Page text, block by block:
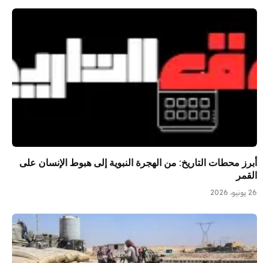
أبرز محطات التاريخ: من الهجرة النبوية إلى هبوط الإنسان على
القمر
26 يونيو، 2026